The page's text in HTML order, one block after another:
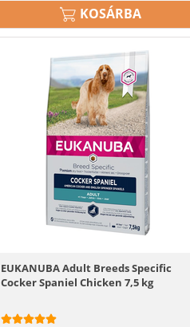
KOSÁRBA
EUKANUBA Adult Breeds Specific
Cocker Spaniel Chicken 7,5 kg